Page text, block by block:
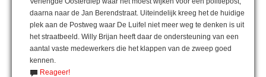
daarna naar de Jan Berendstraat. Uiteindelijk kreeg het de huidige
plek aan de Postweg waar De Luifel niet meer weg te denken is uit
het straatbeeld. Willy Brijan heeft daar de ondersteuning van een
aantal vaste medewerkers die het klappen van de zweep goed
kennen.
Reageer!